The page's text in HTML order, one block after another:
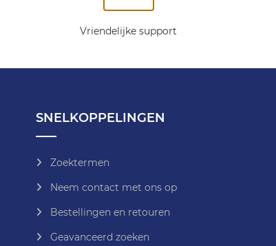
Vriendelijke support
SNELKOPPELINGEN
Zoektermen
Neem contact met ons op
Bestellingen en retouren
Geavanceerd zoeken